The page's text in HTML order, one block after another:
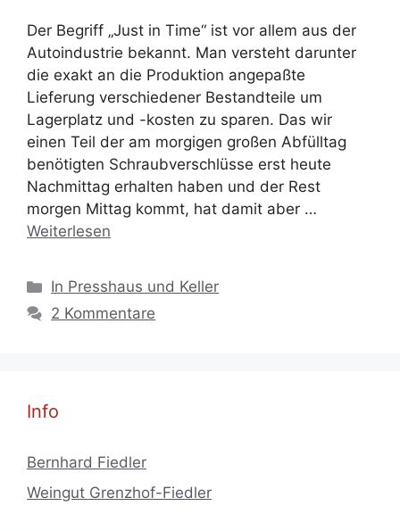
Der Begriff „Just in Time“ ist vor allem aus der
Autoindustrie bekannt. Man versteht darunter
die exakt an die Produktion angepaßte
Lieferung verschiedener Bestandteile um
Lagerplatz und -kosten zu sparen. Das wir
einen Teil der am morgigen großen Abfülltag
benötigten Schraubverschlüsse erst heute
Nachmittag erhalten haben und der Rest
morgen Mittag kommt, hat damit aber …
Weiterlesen
Kategorien
In Presshaus und Keller
2 Kommentare
Info
Bernhard Fiedler
Weingut Grenzhof-Fiedler